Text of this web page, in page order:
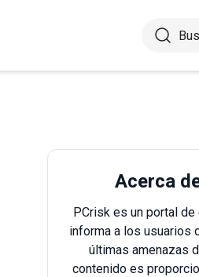
Acerca
PCrisk es un portal
informa a los usuarios
últimas amenazas
contenido es